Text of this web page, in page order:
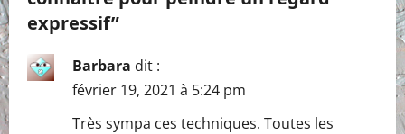
g
a
expressif”
Barbara dit :
février 19, 2021 à 5:24 pm
Très sympa ces techniques. Toutes les